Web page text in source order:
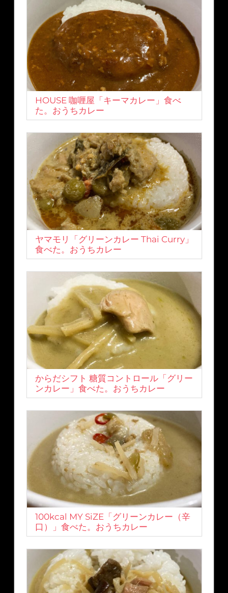
HOUSE 咖喱屋「キーマカレー」食べ
た。おうちカレー
ヤマモリ「グリーンカレー Thai Curry」
食べた。おうちカレー
からだシフト 糖質コントロール「グリー
ンカレー」食べた。おうちカレー
100kcal MY SiZE「グリーンカレー（辛
口）」食べた。おうちカレー